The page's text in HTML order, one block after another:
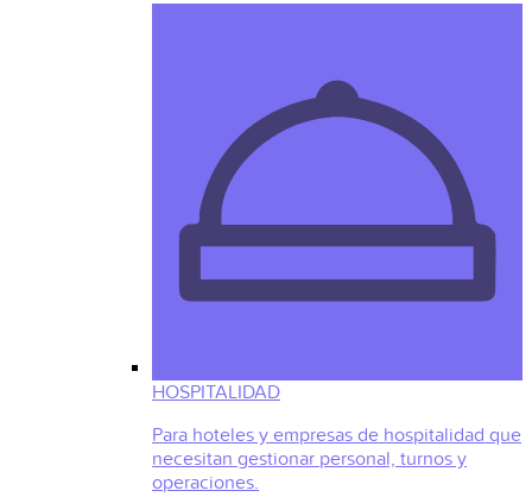
HOSPITALIDAD
Para hoteles y empresas de hospitalidad que
necesitan gestionar personal, turnos y
operaciones.